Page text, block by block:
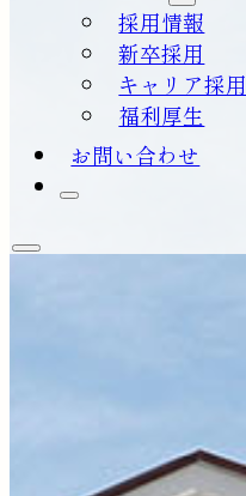
採用情報
新卒採用
キャリア採用
福利厚生
お問い合わせ